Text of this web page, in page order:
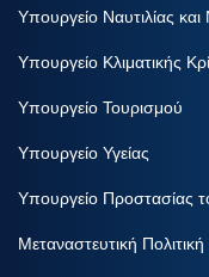
Υπουργείο Ναυτιλίας και
Υπουργείο Κλιματικής
Υπουργείο Τουρισμού
Υπουργείο Υγείας
Υπουργείο Προστασίας
Μεταναστευτική Πολιτική